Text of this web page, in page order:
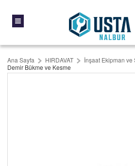
Ana Sayfa HIRDAVAT
İnşaat Ekipman ve
Demir Bükme ve Kesme